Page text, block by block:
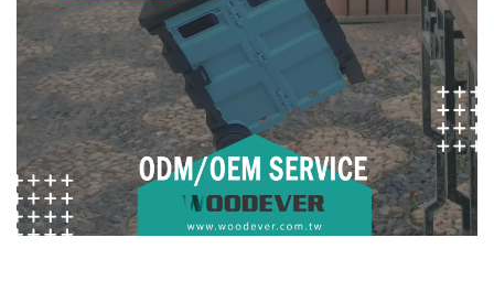
Chine, Peuvent Offrir Des
Services OEM Et ODM
Hautement Flexibles,
Adaptés Aux Cadeaux
D'entreprise Mondiaux Ou
À Un Usage Quotidien À La